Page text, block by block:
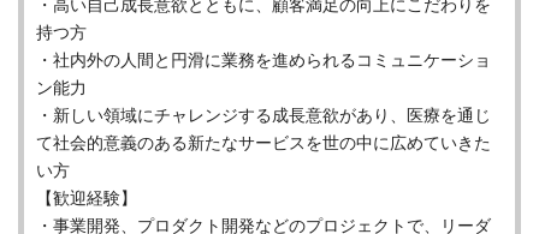
・高い自己成長意欲とともに、顧客満足の向上にこだわりを
持つ方
・社内外の人間と円滑に業務を進められるコミュニケーショ
ン能力
・新しい領域にチャレンジする成長意欲があり、医療を通じ
て社会的意義のある新たなサービスを世の中に広めていきた
い方
【歓迎経験】
・事業開発、プロダクト開発などのプロジェクトで、リーダ